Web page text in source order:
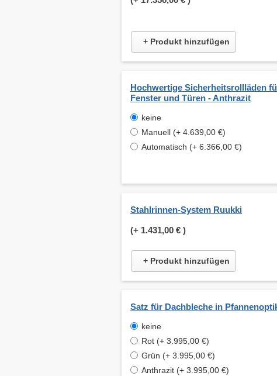
+ Produkt hinzufügen
Hochwertige Sicherheitsrollläden
Fenster und Türen - Anthrazit
keine
Manuell (+ 4.639,00 €)
Automatisch (+ 6.366,00 €)
Stahlrinnen-System Ruukki
(+ 1.431,00 € )
+ Produkt hinzufügen
Satz für Dachbleche in
keine
Rot (+ 3.995,00 €)
Grün (+ 3.995,00 €)
Anthrazit (+ 3.995,00 €)